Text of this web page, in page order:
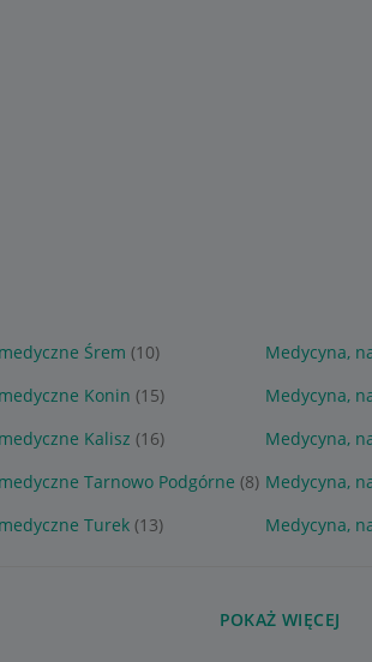
Śrem (10) Medycyna,
Konin (15) Medycyna,
Kalisz (16) Medycyna,
Tarnowo Podgórne (8) Medycyna,
Turek (13) Medycyna,
POKAŻ WIĘCEJ